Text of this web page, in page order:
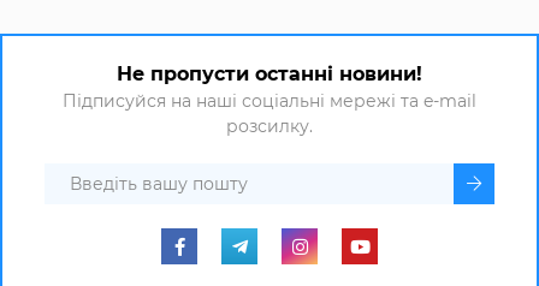
Не пропусти останні новини!
Підписуйся на наші соціальні мережі та e-mail
розсилку.